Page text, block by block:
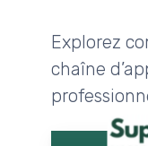
Explorez
chaîne